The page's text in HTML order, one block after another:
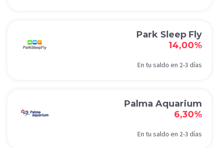
Park Sleep Fly
14,00%
En tu saldo en 2-3 días
Palma Aquarium
6,30%
En tu saldo en 2-3 días